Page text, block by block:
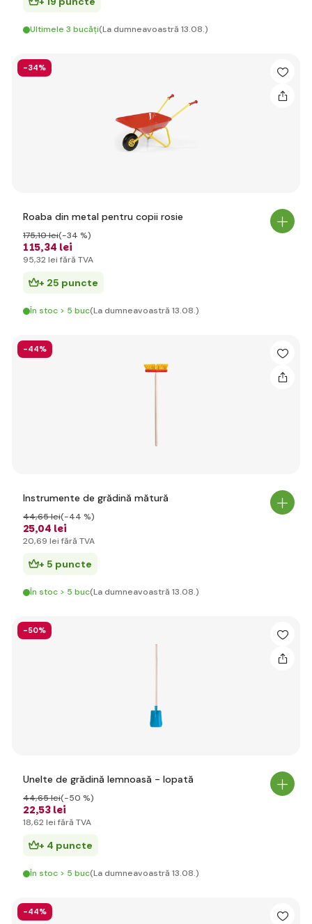
Ultimele 3 bucăți(La dumneavoastră 13.08.)
-34%
Roaba din metal pentru copii rosie
115,34 lei
175,10 lei(-34 %)
95,32 lei fără TVA
+ 25 puncte
În stoc > 5 buc(La dumneavoastră 13.08.)
-44%
Instrumente de grădină mătură
25,04 lei
44,65 lei(-44 %)
20,69 lei fără TVA
+ 5 puncte
În stoc > 5 buc(La dumneavoastră 13.08.)
-50%
Unelte de grădină lemnoasă - lopată
22,53 lei
44,65 lei(-50 %)
18,62 lei fără TVA
+ 4 puncte
În stoc > 5 buc(La dumneavoastră 13.08.)
-44%